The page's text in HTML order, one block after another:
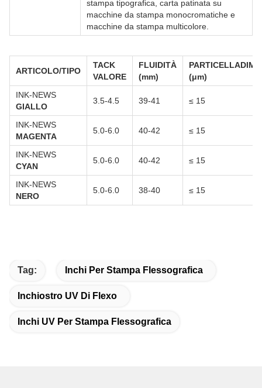
stampa tipografica, carta patinata su
macchine da stampa monocromatiche e
macchine da stampa multicolore.
ARTICOLO/TIPO
TACK
VALORE
FLUIDITÀ
(mm)
PARTICELLA
(μm)
INK-NEWS
GIALLO
3.5-4.5 39-41 ≤ 15
INK-NEWS
MAGENTA
5.0-6.0 40-42 ≤ 15
INK-NEWS
CYAN
5.0-6.0 40-42 ≤ 15
INK-NEWS
NERO
5.0-6.0 38-40 ≤ 15
Tag: Inchi Per Stampa Flessografica
Inchiostro UV Di Flexo
Inchi UV Per Stampa Flessografica